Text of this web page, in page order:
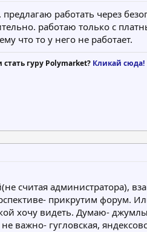
работать через
работаю только с
что то у него не работает.
гуру Polymarket? Кликай сюда!
считая
прикрутим форум.
хочу видеть. Думаю-
важно- гугловская,